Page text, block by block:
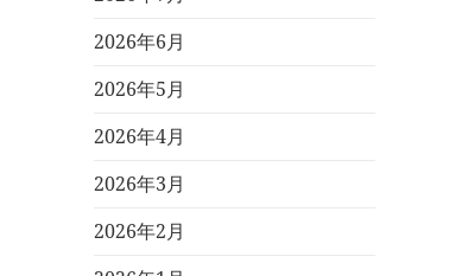
2026年6月
2026年5月
2026年4月
2026年3月
2026年2月